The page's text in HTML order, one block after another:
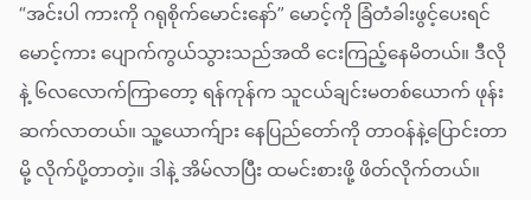
“အင်းပါ ကားကို ဂရုစိုက်မောင်းနော်” မောင့်ကို ခြံတံခါးဖွင့်ပေးရင်
မောင့်ကား ပျောက်ကွယ်သွားသည်အထိ ငေးကြည့်နေမိတယ်။ ဒီလို
နဲ့ ၆လ‌လောက်ကြာတော့ ရန်ကုန်က သူငယ်ချင်းမတစ်ယောက် ဖုန်း
ဆက်လာတယ်။ သူ့ယောက်ျား နေပြည်တော်ကို တာဝန်နဲ့ပြောင်းတာ
မို့ လိုက်ပို့တာတဲ့။ ဒါနဲ့ အိမ်လာပြီး ထမင်းစားဖို့ ဖိတ်လိုက်တယ်။